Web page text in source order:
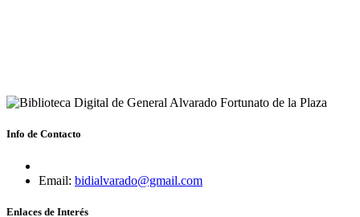
Info de Contacto
Email: bidialvarado@gmail.com
Enlaces de Interés